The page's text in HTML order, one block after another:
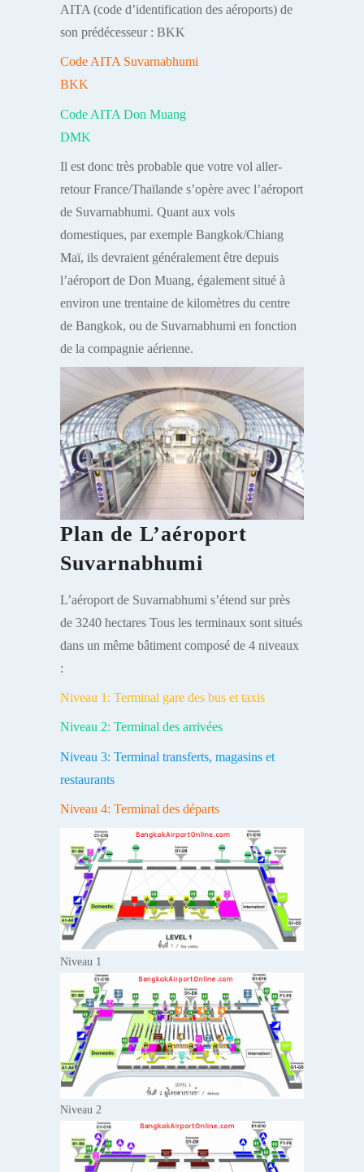
AITA (code d’identification des aéroports) de
son prédécesseur : BKK
Code AITA Suvarnabhumi
BKK
Code AITA Don Muang
DMK
Il est donc très probable que votre vol aller-
retour France/Thaïlande s’opère avec l’aéroport
de Suvarnabhumi. Quant aux vols
domestiques, par exemple Bangkok/Chiang
Maï, ils devraient généralement être depuis
l’aéroport de Don Muang, également situé à
environ une trentaine de kilomètres du centre
de Bangkok, ou de Suvarnabhumi en fonction
de la compagnie aérienne.
Plan de L’aéroport
Suvarnabhumi
L’aéroport de Suvarnabhumi s’étend sur près
de 3240 hectares Tous les terminaux sont situés
dans un même bâtiment composé de 4 niveaux
:
Niveau 1: Terminal gare des bus et taxis
Niveau 2: Terminal des arrivées
Niveau 3: Terminal transferts, magasins et
restaurants
Niveau 4: Terminal des départs
Niveau 1
Niveau 2